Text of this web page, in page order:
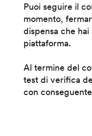
Puoi seguire il
momento,
dispensa che
piattaforma.
Al termine del
test di verifica
con